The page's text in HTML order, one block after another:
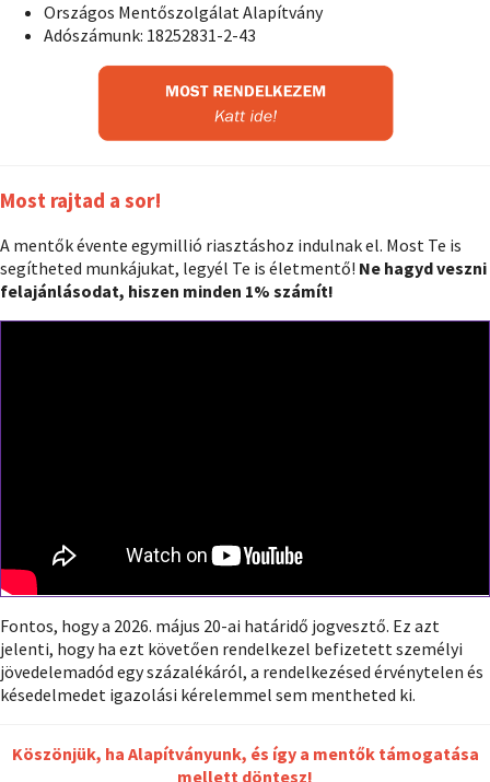
Országos Mentőszolgálat Alapítvány
Adószámunk: 18252831-2-43
Most rajtad a sor!
A mentők évente egymillió riasztáshoz indulnak el. Most Te is
segítheted munkájukat, legyél Te is életmentő! Ne hagyd veszni
felajánlásodat, hiszen minden 1% számít!
Fontos, hogy a 2026. május 20-ai határidő jogvesztő. Ez azt
jelenti, hogy ha ezt követően rendelkezel befizetett személyi
jövedelemadód egy százalékáról, a rendelkezésed érvénytelen és
késedelmedet igazolási kérelemmel sem mentheted ki.
Köszönjük, ha Alapítványunk, és így a mentők támogatása
mellett döntesz!